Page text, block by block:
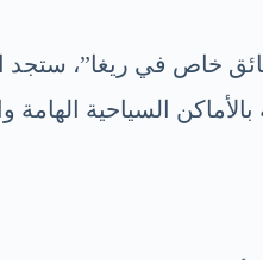
خاص في ريغا”، ستجد
السياحية الهامة